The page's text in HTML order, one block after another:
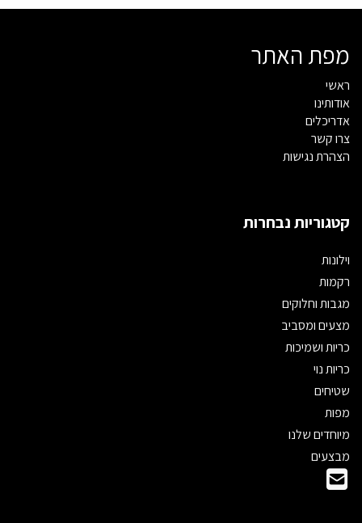
מפת האתר
ראשי
אודותינו
אדריכלים
צרו קשר
הצהרת נגישות
קטגוריות נבחרות
וילונות
רקמות
מגבות וחלוקים
מצעים ומסביב
כריות ושמיכות
כריות נוי
שטיחים
מפות
מיוחדים שלנו
מבצעים